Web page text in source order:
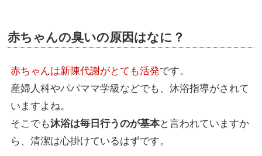
赤ちゃんの臭いの原因はなに？
赤ちゃんは新陳代謝がとても活発です。
産婦人科やパパママ学級などでも、沐浴指導がされて
いますよね。
そこでも沐浴は毎日行うのが基本と言われていますか
ら、清潔は心掛けているはずです。